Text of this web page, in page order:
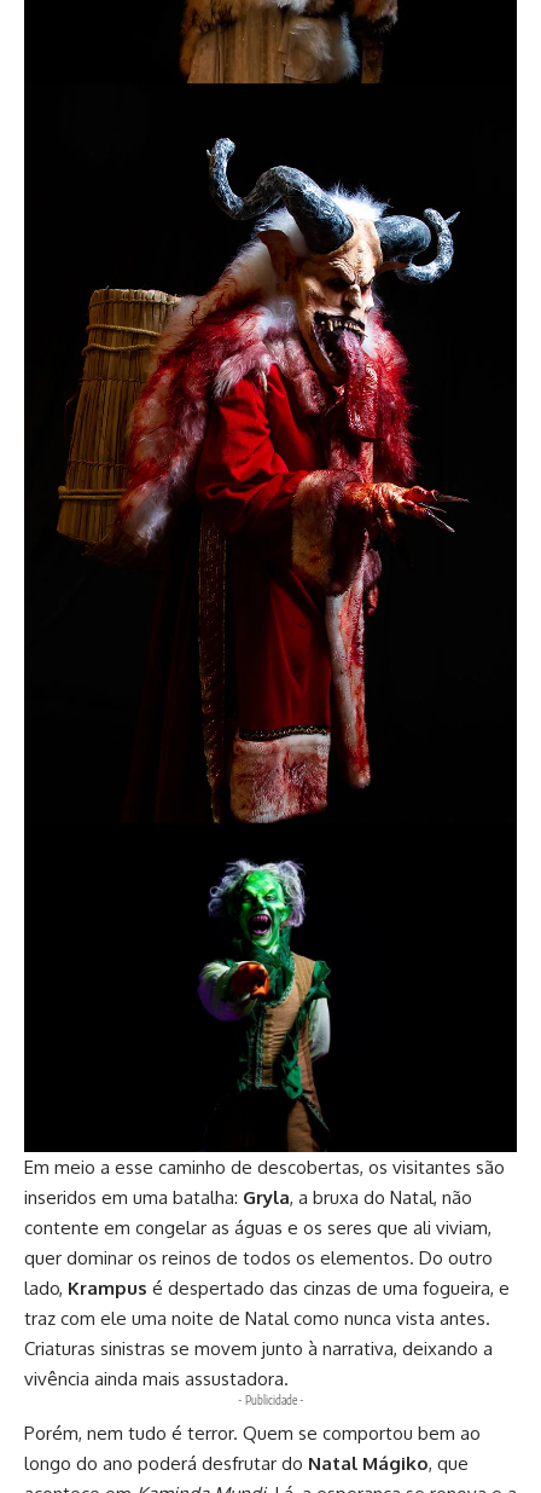
Em meio a esse caminho de descobertas, os visitantes são
inseridos em uma batalha: Gryla, a bruxa do Natal, não
contente em congelar as águas e os seres que ali viviam,
quer dominar os reinos de todos os elementos. Do outro
lado, Krampus é despertado das cinzas de uma fogueira, e
traz com ele uma noite de Natal como nunca vista antes.
Criaturas sinistras se movem junto à narrativa, deixando a
vivência ainda mais assustadora.
- Publicidade -
Porém, nem tudo é terror. Quem se comportou bem ao
longo do ano poderá desfrutar do Natal Mágiko, que